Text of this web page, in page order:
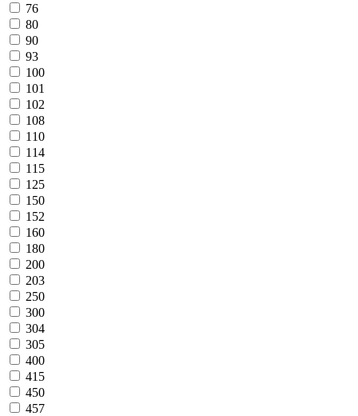
76
80
90
93
100
101
102
108
110
114
115
125
150
152
160
180
200
203
250
300
304
305
400
415
450
457